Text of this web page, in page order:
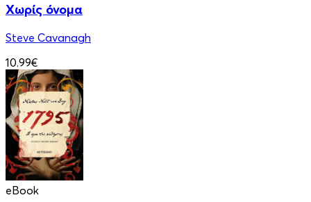
Χωρίς όνομα
Steve Cavanagh
10.99€
eBook